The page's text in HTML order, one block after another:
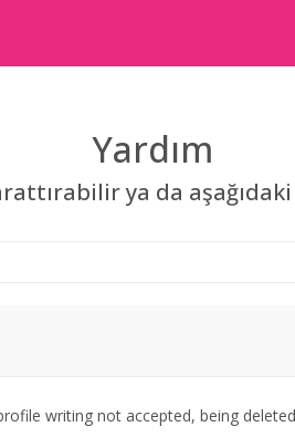
Yardım
ya da
writing not accepted, being